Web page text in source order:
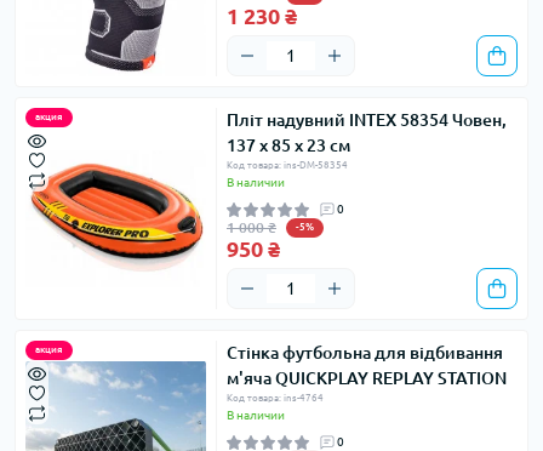
1 230 ₴
акция
Пліт надувний INTEX 58354 Човен,
137 x 85 x 23 см
Код товара: ins-DM-58354
В наличии
0
1 000 ₴ -5%
950 ₴
акция
Стінка футбольна для відбивання
м'яча QUICKPLAY REPLAY STATION
Код товара: ins-4764
В наличии
0